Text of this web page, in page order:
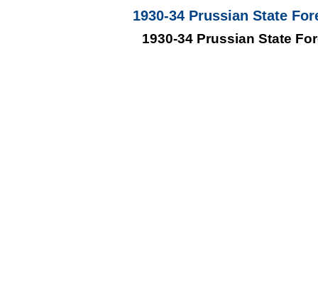
1930-34 Prussian State
1930-34 Prussian State